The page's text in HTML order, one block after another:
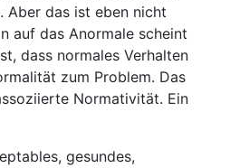
Aber das ist eben nicht
auf das Anormale scheint
dass normales Verhalten
zum Problem. Das
Normativität. Ein
gesundes,